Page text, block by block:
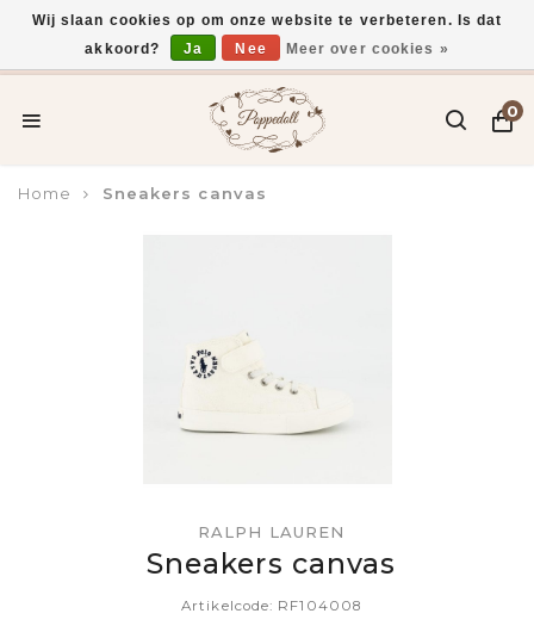
Voor 15:00 uur besteld, vandaag verzonden*
0
Home Sneakers canvas
RALPH LAUREN
Sneakers canvas
Artikelcode: RF104008
Wij slaan cookies op om onze website te verbeteren. Is dat
akkoord?
Ja Nee Meer over cookies »